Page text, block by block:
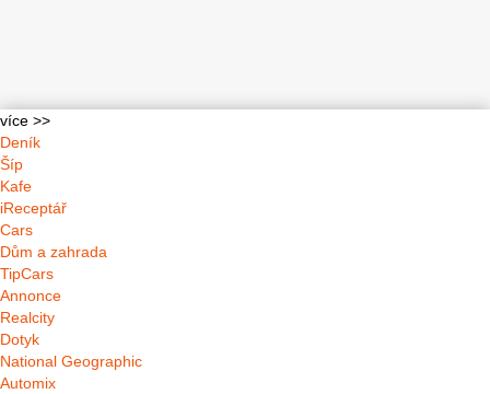
více >>
Deník
Šíp
Kafe
iReceptář
Cars
Dům a zahrada
TipCars
Annonce
Realcity
Dotyk
National Geographic
Automix